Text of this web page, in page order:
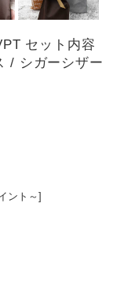
セット内容
/ シガーシザー
ント～]